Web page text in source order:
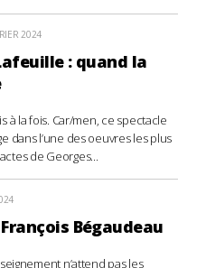
2024
: quand la
à la fois. Car/men, ce spectacle
dans l’une des oeuvres les plus
de Georges...
Bégaudeau
n’attend pas les